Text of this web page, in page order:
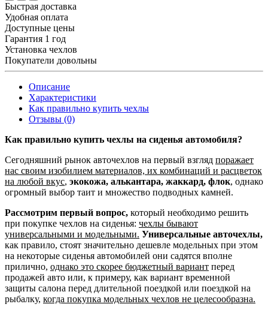
Быстрая доставка
Удобная оплата
Доступные цены
Гарантия 1 год
Установка чехлов
Покупатели довольны
Описание
Характеристики
Как правильно купить чехлы
Отзывы (0)
Как правильно купить чехлы на сиденья автомобиля?
Сегодняшний рынок авточехлов на первый взгляд поражает
нас своим изобилием материалов, их комбинаций и расцветок
на любой вкус, экокожа, алькантара, жаккард, флок, однако
огромный выбор таит и множество подводных камней.
Рассмотрим первый вопрос, который необходимо решить
при покупке чехлов на сиденья: чехлы бывают
универсальными и модельными. Универсальные авточехлы,
как правило, стоят значительно дешевле модельных при этом
на некоторые сиденья автомобилей они садятся вполне
прилично, однако это скорее бюджетный вариант перед
продажей авто или, к примеру, как вариант временной
защиты салона перед длительной поездкой или поездкой на
рыбалку, когда покупка модельных чехлов не целесообразна.